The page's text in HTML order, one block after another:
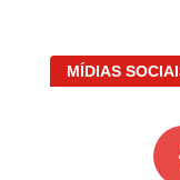
MÍDIAS